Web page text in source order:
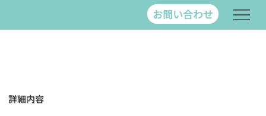
お問い合わせ
詳細内容